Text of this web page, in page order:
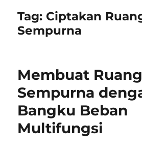
Tag: Ciptakan
Sempurna
Membuat
Sempurna
Bangku Beban
Multifungsi